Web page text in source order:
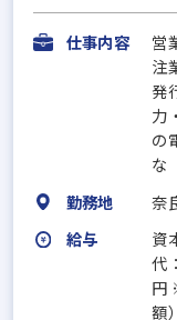
仕事内容
営
注
発
力
の
な
勤務地
奈
給与
資
代
円
額